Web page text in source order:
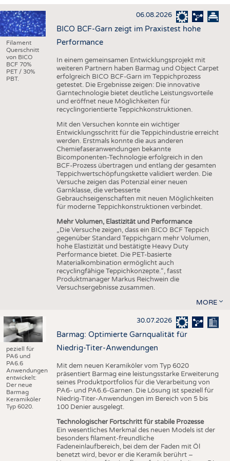
HAUS- UND HEIMTEXTILIEN
BEKLEIDUNG
TESTS
BUSINESS
UNTERNEHMEN
AUSSCHREIBUNGEN
DTV AUSSCHREIBUNGSDIENST
STATISTICS
ADRESSEN & LINKS
PUBLIKATIONEN
BRANCHENTERMINE
Filament
Querschnitt
von BICO
BCF 70%
PET / 30%
PBT.
06.08.2026
BICO BCF-Garn zeigt im Praxistest hohe
Performance
In einem gemeinsamen Entwicklungsprojekt mit
weiteren Partnern haben Barmag und Object Carpet
erfolgreich BICO BCF-Garn im Teppichprozess
getestet. Die Ergebnisse zeigen: Die innovative
Garntechnologie bietet deutliche Leistungsvorteile
und eröffnet neue Möglichkeiten für
recyclingorientierte Teppichkonstruktionen.
Mit den Versuchen konnte ein wichtiger
Entwicklungsschritt für die Teppichindustrie erreicht
werden. Erstmals konnte die aus anderen
Chemiefaseranwendungen bekannte
Bicomponenten-Technologie erfolgreich in den
BCF-Prozess übertragen und entlang der gesamten
Teppichwertschöpfungskette validiert werden. Die
Versuche zeigen das Potenzial einer neuen
Garnklasse, die verbesserte
Gebrauchseigenschaften mit neuen Möglichkeiten
für moderne Teppichkonstruktionen verbindet.
Mehr Volumen, Elastizität und Performance
„Die Versuche zeigen, dass ein BICO BCF Teppich
gegenüber Standard Teppichgarn mehr Volumen,
hohe Elastizität und bestätigte Heavy Duty
Performance bietet. Die PET-basierte
Materialkombination ermöglicht auch
recyclingfähige Teppichkonzepte.“, fasst
Produktmanager Markus Reichwein die
Versuchsergebnisse zusammen.
MORE
peziell für
PA6 und
PA6.6
Anwendungen
entwickelt:
Der neue
Barmag
Keramiköler
Typ 6020.
30.07.2026
Barmag: Optimierte Garnqualität für
Niedrig-Titer-Anwendungen
Mit dem neuen Keramiköler vom Typ 6020
präsentiert Barmag eine leistungsstarke Erweiterung
seines Produktportfolios für die Verarbeitung von
PA6- und PA6.6-Garnen. Die Lösung ist speziell für
Niedrig-Titer-Anwendungen im Bereich von 5 bis
100 Denier ausgelegt.
Technologischer Fortschritt für stabile Prozesse
Ein wesentliches Merkmal des neuen Models ist der
besonders filament-freundliche
Fadeneinlaufbereich, bei dem der Faden mit Öl
benetzt wird, bevor er die Keramik berührt –